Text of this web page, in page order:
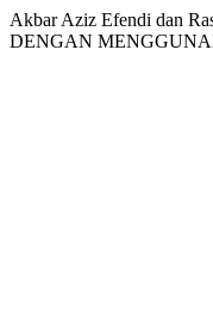
Akbar Aziz Efendi dan
DENGAN